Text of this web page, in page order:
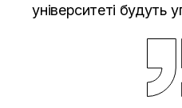
університеті будуть